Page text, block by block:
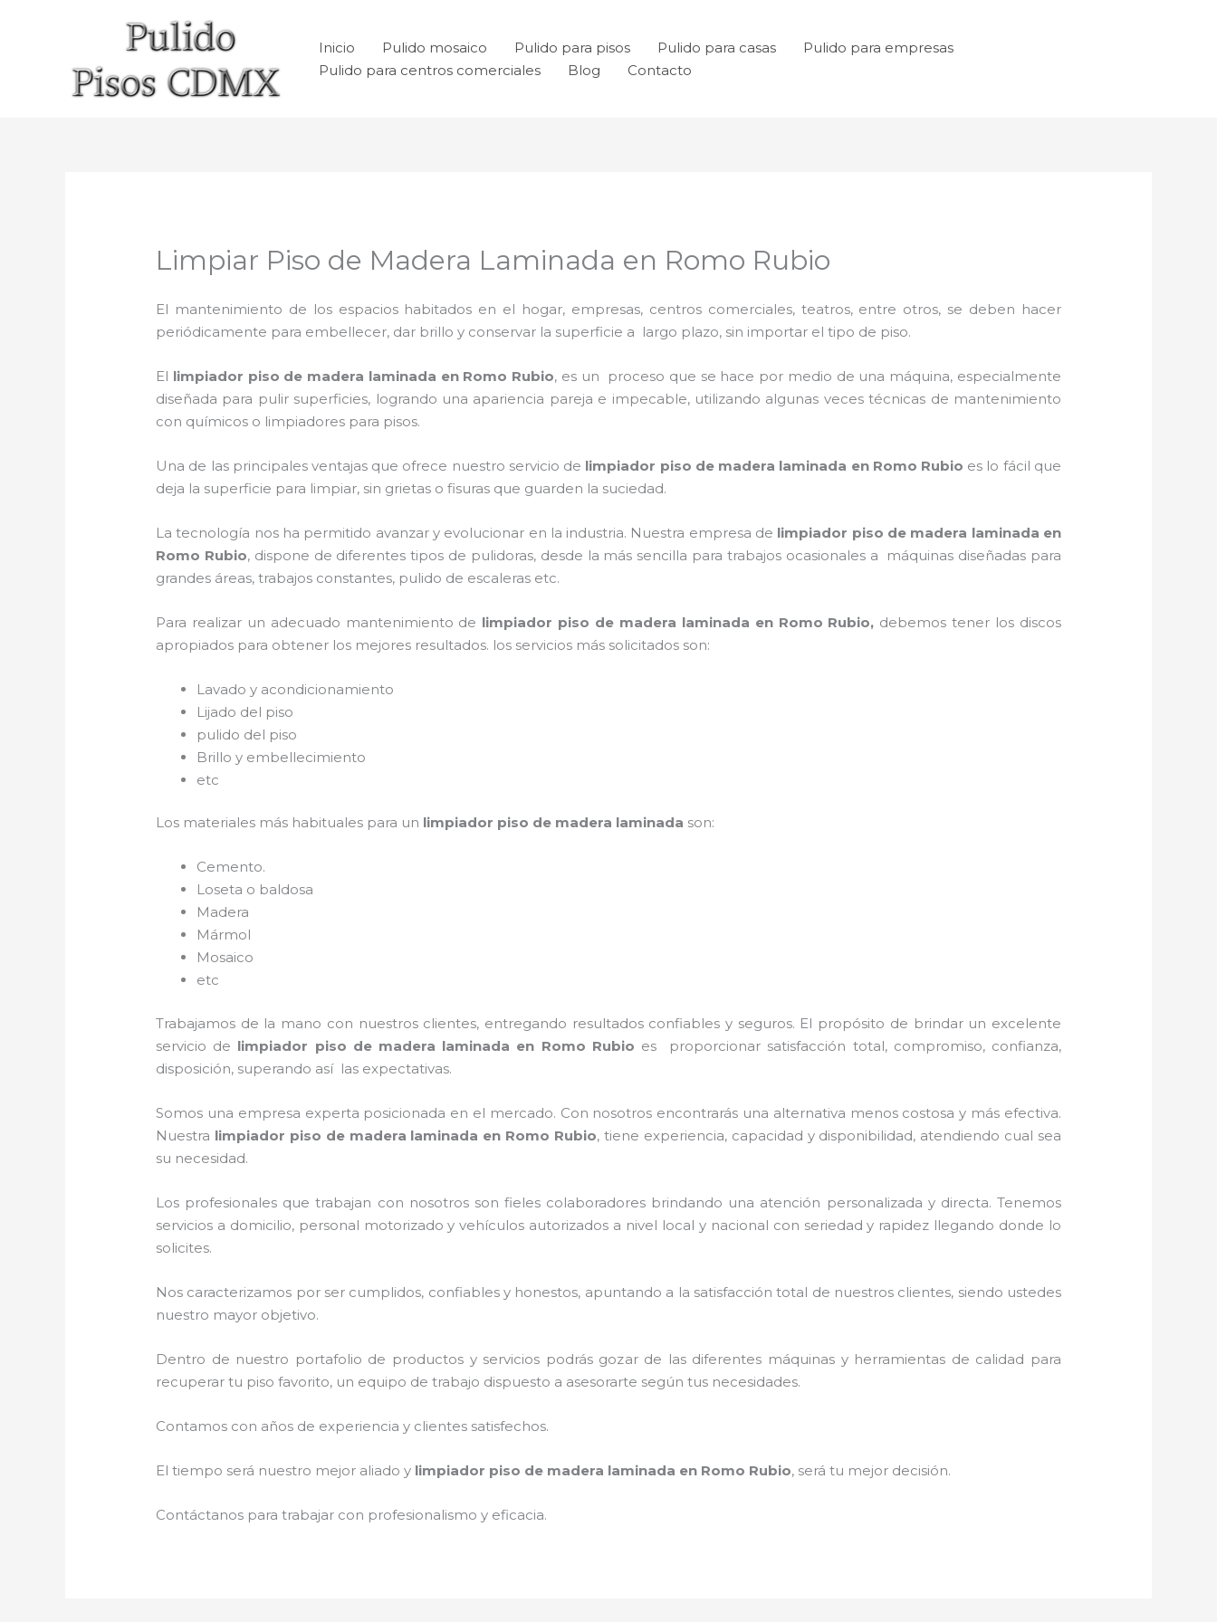
Inicio Pulido mosaico Pulido para pisos Pulido para casas
Pulido para empresas
Pulido para centros comerciales
Blog Contacto
Limpiar Piso de Madera Laminada en Romo Rubio
El mantenimiento de los espacios habitados en el hogar, empresas, centros comerciales, teatros, entre otros, se deben hacer
periódicamente para embellecer, dar brillo y conservar la superficie a largo plazo, sin importar el tipo de piso.
El limpiador piso de madera laminada en Romo Rubio, es un proceso que se hace por medio de una máquina, especialmente
diseñada para pulir superficies, logrando una apariencia pareja e impecable, utilizando algunas veces técnicas de mantenimiento
con químicos o limpiadores para pisos.
Una de las principales ventajas que ofrece nuestro servicio de limpiador piso de madera laminada en Romo Rubio es lo fácil que
deja la superficie para limpiar, sin grietas o fisuras que guarden la suciedad.
La tecnología nos ha permitido avanzar y evolucionar en la industria. Nuestra empresa de limpiador piso de madera laminada en
Romo Rubio, dispone de diferentes tipos de pulidoras, desde la más sencilla para trabajos ocasionales a máquinas diseñadas para
grandes áreas, trabajos constantes, pulido de escaleras etc.
Para realizar un adecuado mantenimiento de limpiador piso de madera laminada en Romo Rubio, debemos tener los discos
apropiados para obtener los mejores resultados. los servicios más solicitados son:
Lavado y acondicionamiento
Lijado del piso
pulido del piso
Brillo y embellecimiento
etc
Los materiales más habituales para un limpiador piso de madera laminada son:
Cemento.
Loseta o baldosa
Madera
Mármol
Mosaico
etc
Trabajamos de la mano con nuestros clientes, entregando resultados confiables y seguros. El propósito de brindar un excelente
servicio de limpiador piso de madera laminada en Romo Rubio es proporcionar satisfacción total, compromiso, confianza,
disposición, superando así las expectativas.
Somos una empresa experta posicionada en el mercado. Con nosotros encontrarás una alternativa menos costosa y más efectiva.
Nuestra limpiador piso de madera laminada en Romo Rubio, tiene experiencia, capacidad y disponibilidad, atendiendo cual sea
su necesidad.
Los profesionales que trabajan con nosotros son fieles colaboradores brindando una atención personalizada y directa. Tenemos
servicios a domicilio, personal motorizado y vehículos autorizados a nivel local y nacional con seriedad y rapidez llegando donde lo
solicites.
Nos caracterizamos por ser cumplidos, confiables y honestos, apuntando a la satisfacción total de nuestros clientes, siendo ustedes
nuestro mayor objetivo.
Dentro de nuestro portafolio de productos y servicios podrás gozar de las diferentes máquinas y herramientas de calidad para
recuperar tu piso favorito, un equipo de trabajo dispuesto a asesorarte según tus necesidades.
Contamos con años de experiencia y clientes satisfechos.
El tiempo será nuestro mejor aliado y limpiador piso de madera laminada en Romo Rubio, será tu mejor decisión.
Contáctanos para trabajar con profesionalismo y eficacia.